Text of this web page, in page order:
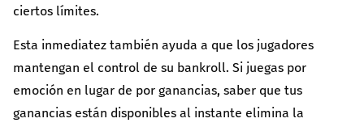
ciertos límites.
Esta inmediatez también ayuda a que los jugadores
mantengan el control de su bankroll. Si juegas por
emoción en lugar de por ganancias, saber que tus
ganancias están disponibles al instante elimina la